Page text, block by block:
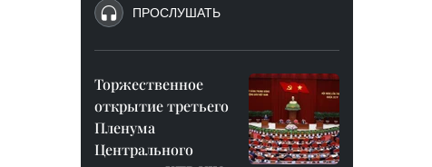
ПРОСЛУШАТЬ
Торжественное
открытие третьего
Пленума
Центрального